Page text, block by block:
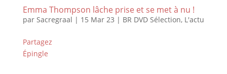
Emma Thompson lâche prise et se met à nu !
par Sacregraal | 15 Mar 23 | BR DVD Sélection, L'actu
Partagez
Épingle